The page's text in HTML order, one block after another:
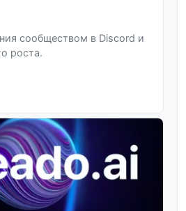
сообществом в Discord и
роста.